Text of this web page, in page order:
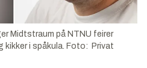
Midtstraum på NTNU feirer
i spåkula. Foto: Privat